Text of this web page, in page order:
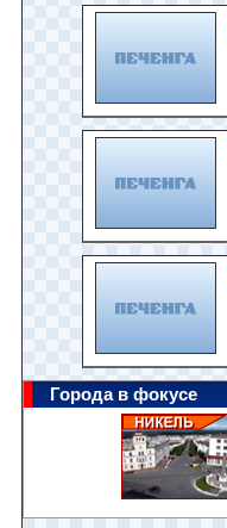
Города в фокусе